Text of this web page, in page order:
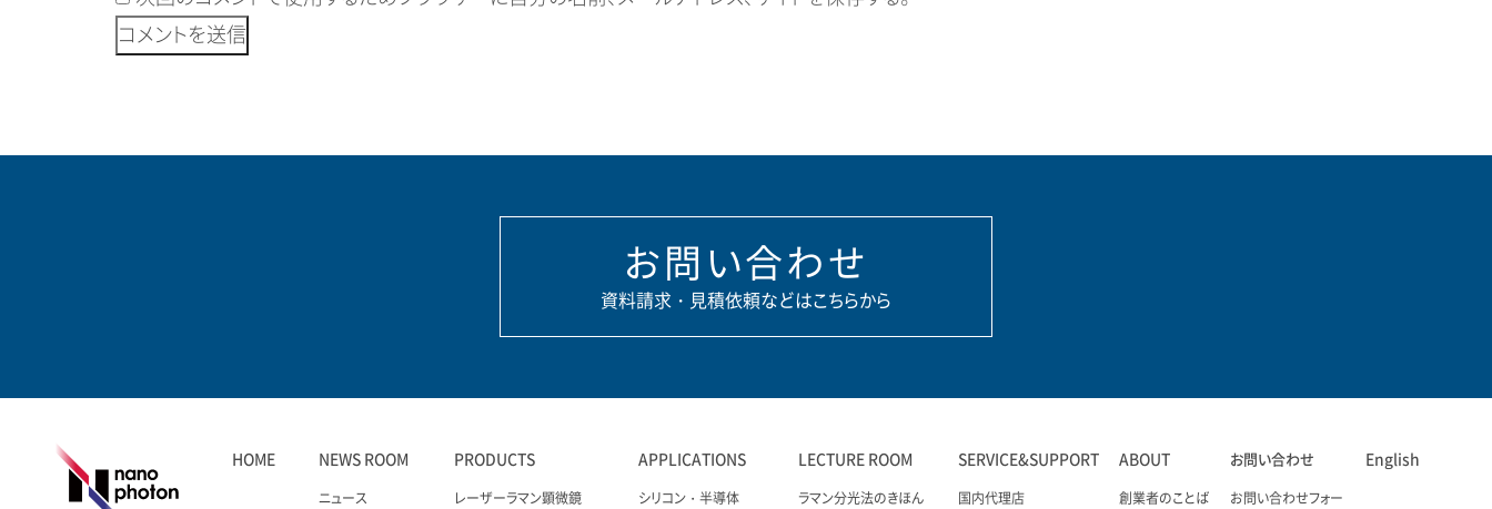
お問い合わせ
資料請求・見積依頼などはこちらから
HOME NEWS ROOM
ニュース
PRODUCTS
レーザーラマン顕微鏡
APPLICATIONS
シリコン・半導体
LECTURE ROOM
ラマン分光法のきほん
SERVICE&SUPPORT
国内代理店
ABOUT
創業者のことば
お問い合わせ
お問い合わせフォー
English